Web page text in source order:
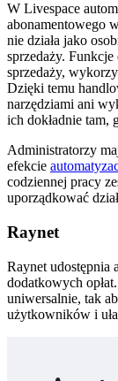
W Livespace
abonamentowego
nie działa jako
sprzedaży. Funkcje
sprzedaży,
Dzięki temu
narzędziami ani
ich dokładnie tam,
Administratorzy
efekcie
codziennej pracy
uporządkować
Raynet
Raynet udostępnia
dodatkowych
uniwersalnie, tak
użytkowników i